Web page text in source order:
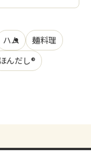
ハム
麺料理
ほんだし®